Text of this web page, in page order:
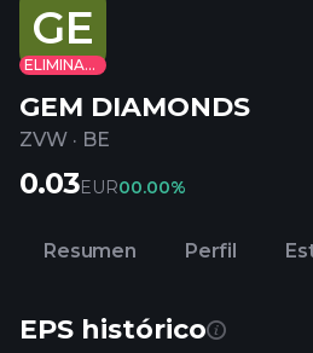
GE
ELIMINADO
GEM DIAMONDS
ZVW · BE
0.03EUR00.00%
Resumen Perfil
EPS histórico